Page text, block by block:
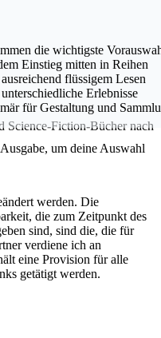
die wichtigste
Einstieg mitten in Reihen
flüssigem Lesen
Erlebnisse
für Gestaltung und
Science-Fiction-Bücher nach
um deine Auswahl
werden. Die
die zum Zeitpunkt des
sind, sind die, die für
verdiene ich an
eine Provision für alle
getätigt werden.